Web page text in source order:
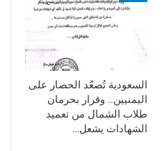
السعودية تُصعّد الحصار على
اليمنيين.. وقرار بحرمان
طلاب الشمال من تعميد
الشهادات يشعل…